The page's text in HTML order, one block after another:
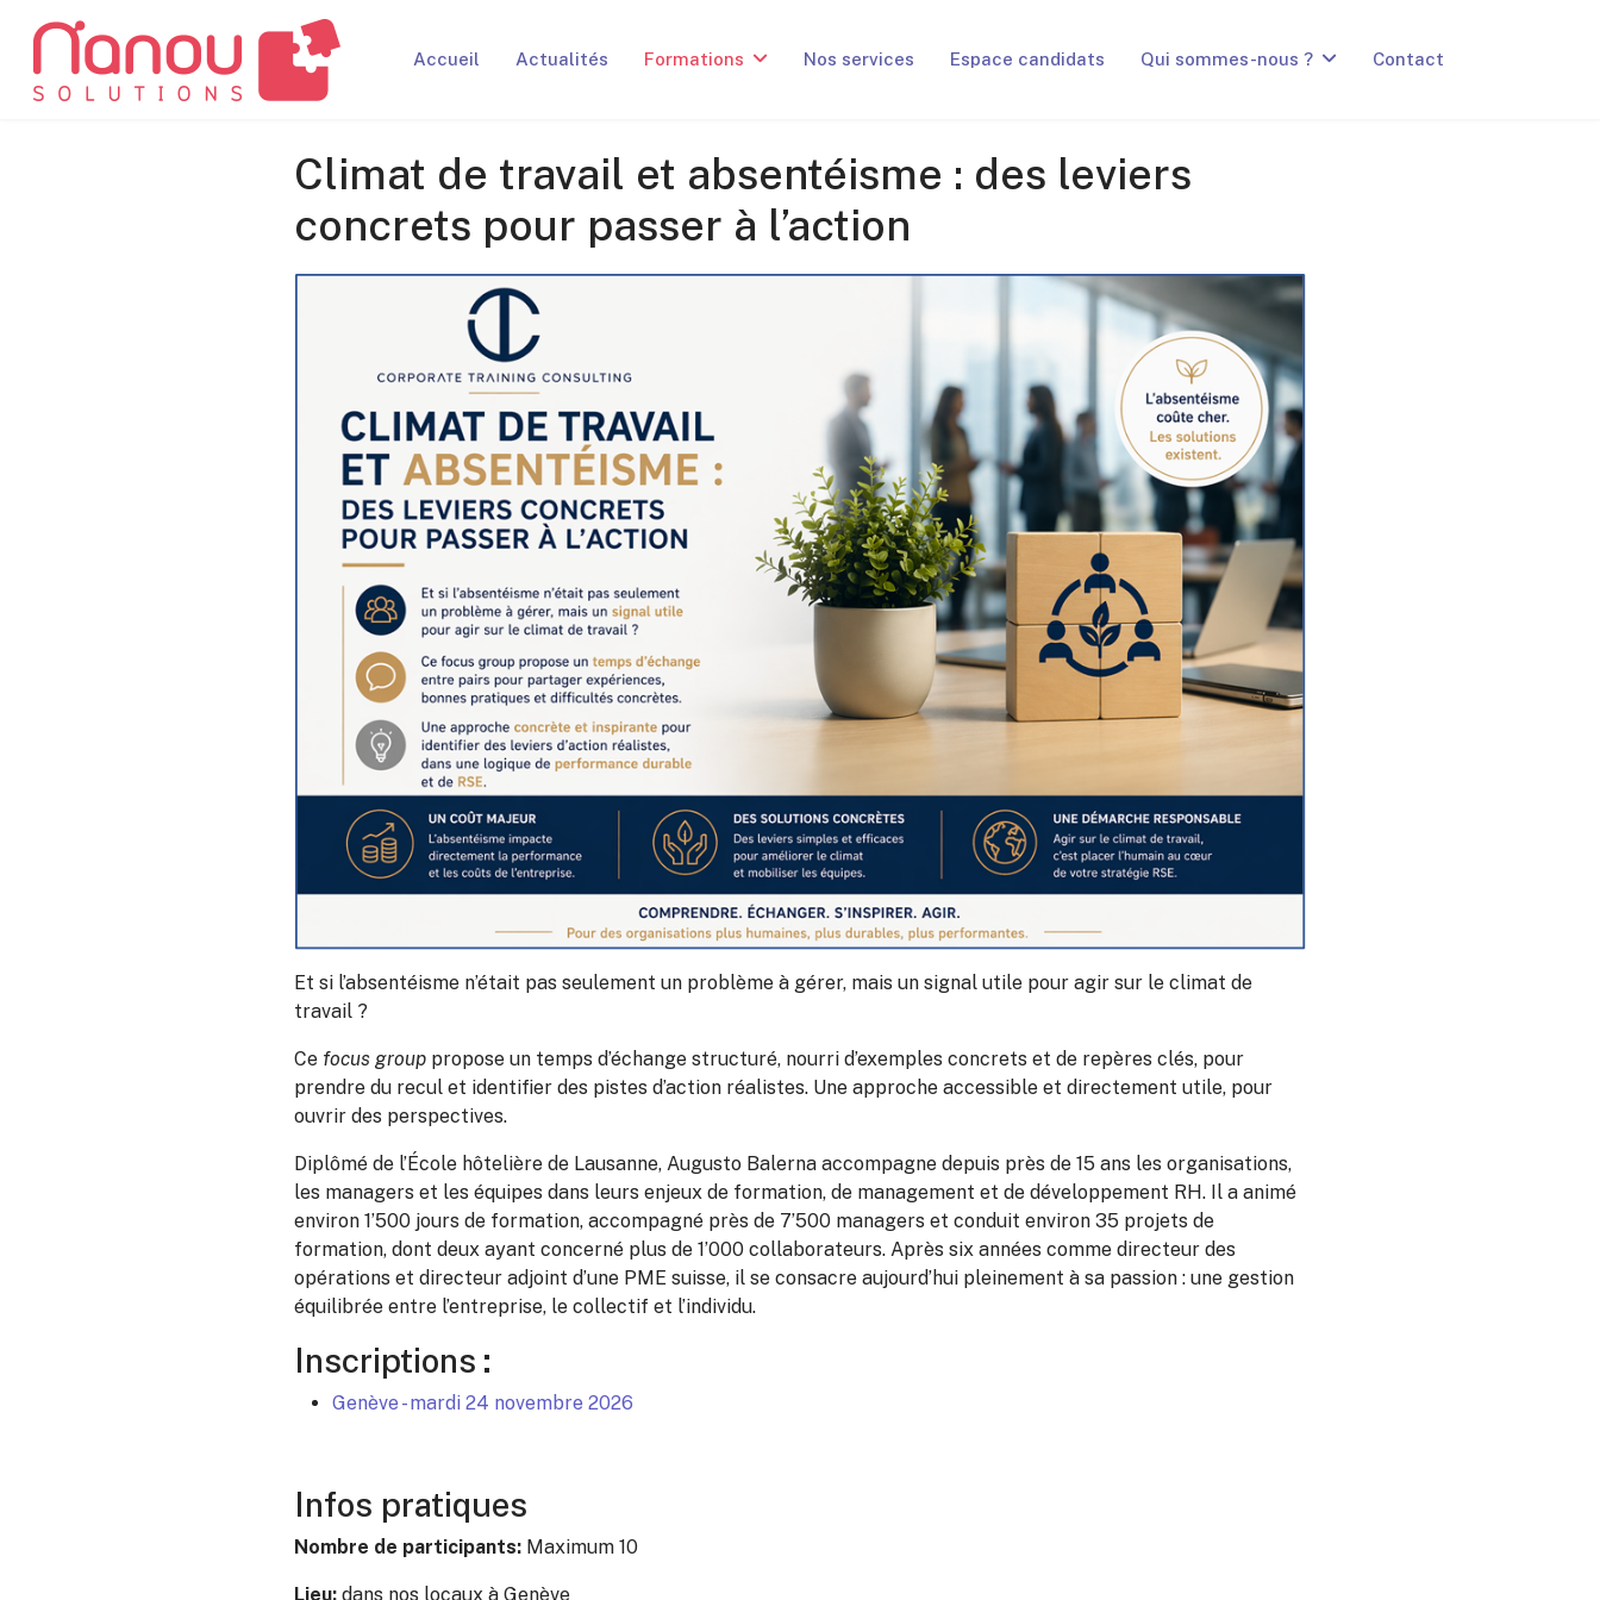
Accueil Actualités Formations Nos services Espace candidats Qui sommes-nous ? Contact
Climat de travail et absentéisme : des leviers
concrets pour passer à l’action
Et si l’absentéisme n’était pas seulement un problème à gérer, mais un signal utile pour agir sur le climat de
travail ?
Ce focus group propose un temps d’échange structuré, nourri d’exemples concrets et de repères clés, pour
prendre du recul et identifier des pistes d’action réalistes. Une approche accessible et directement utile, pour
ouvrir des perspectives.
Diplômé de l’École hôtelière de Lausanne, Augusto Balerna accompagne depuis près de 15 ans les organisations,
les managers et les équipes dans leurs enjeux de formation, de management et de développement RH. Il a animé
environ 1’500 jours de formation, accompagné près de 7’500 managers et conduit environ 35 projets de
formation, dont deux ayant concerné plus de 1’000 collaborateurs. Après six années comme directeur des
opérations et directeur adjoint d’une PME suisse, il se consacre aujourd’hui pleinement à sa passion : une gestion
équilibrée entre l’entreprise, le collectif et l’individu.
Inscriptions :
Genève - mardi 24 novembre 2026
Infos pratiques
Nombre de participants: Maximum 10
Lieu: dans nos locaux à Genève